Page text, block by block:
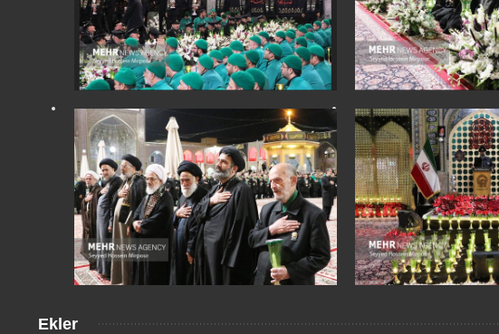
Ekler